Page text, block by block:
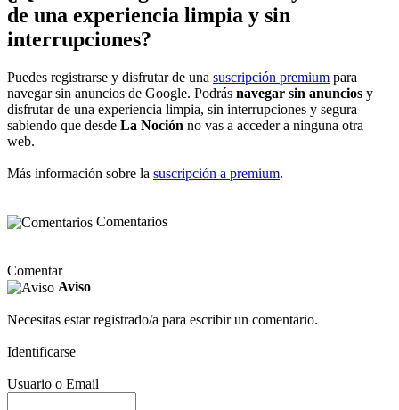
de una experiencia limpia y sin
interrupciones?
Puedes registrarse y disfrutar de una suscripción premium para
navegar sin anuncios de Google. Podrás navegar sin anuncios y
disfrutar de una experiencia limpia, sin interrupciones y segura
sabiendo que desde La Noción no vas a acceder a ninguna otra
web.
Más información sobre la suscripción a premium.
Comentarios
Comentar
Aviso
Necesitas estar registrado/a para escribir un comentario.
Identificarse
Usuario o Email